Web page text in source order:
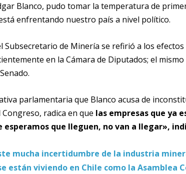
Blanco, pudo tomar la temperatura de
enfrentando nuestro país a nivel político.
Subsecretario de Minería se refirió a los
en la Cámara de Diputados; el
parlamentaria que Blanco acusa de
radica en que las empresas que ya
que lleguen, no van a llegar»,
mucha incertidumbre de la industria
están viviendo en Chile como la Asamblea